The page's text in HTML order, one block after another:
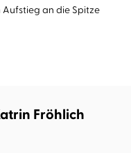
an die Spitze
Fröhlich